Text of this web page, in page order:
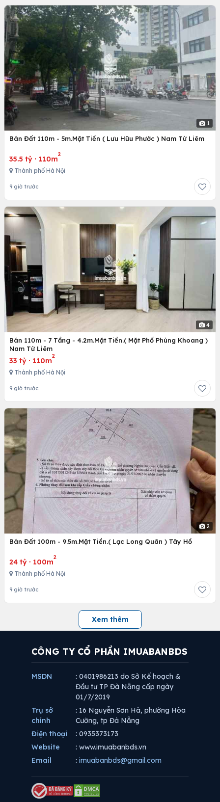
1
Bán Đất 110m - 5m.Mặt Tiền ( Lưu Hữu Phước ) Nam Từ Liêm
35.5 tỷ · 110m
2
Thành phố Hà Nội
9 giờ trước
4
Bán 110m - 7 Tầng - 4.2m.Mặt Tiền.( Mặt Phố Phùng Khoang )
Nam Từ Liêm
33 tỷ · 110m
2
Thành phố Hà Nội
9 giờ trước
2
Bán Đất 100m - 9.5m.Mặt Tiền.( Lạc Long Quân ) Tây Hồ
24 tỷ · 100m
2
Thành phố Hà Nội
9 giờ trước
Xem thêm
CÔNG TY CỔ PHẦN IMUABANBDS
MSDN
: 0401986213 do Sở Kế hoạch &
Đầu tư TP Đà Nẵng cấp ngày
01/7/2019
Trụ sở
chính
: 16 Nguyễn Sơn Hà, phường Hòa
Cường, tp Đà Nẵng
Điện thoại
: 0935373173
Website
: www.imuabanbds.vn
Email
: imuabanbds@gmail.com